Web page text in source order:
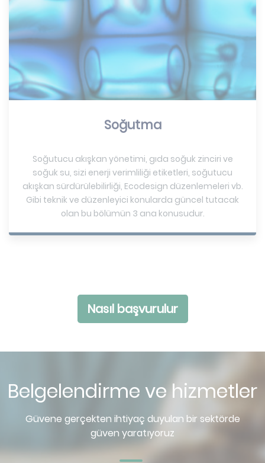
Soğutma
Soğutucu akışkan yönetimi, gıda soğuk zinciri ve
soğuk su, sizi enerji verimliliği etiketleri, soğutucu
akışkan sürdürülebilirliği, Ecodesign düzenlemeleri vb.
Gibi teknik ve düzenleyici konularda güncel tutacak
olan bu bölümün 3 ana konusudur.
Nasıl başvurulur
Belgelendirme ve hizmetler
Güvene gerçekten ihtiyaç duyulan bir sektörde
güven yaratıyoruz